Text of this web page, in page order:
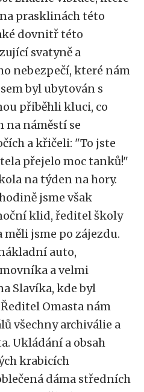
prasklinách této
dovnitř této
svatyně a
nebezpečí, které nám
byl ubytován s
přiběhli kluci, co
na náměstí se
a křičeli: "To jste
přejelo moc tanků!"
na týden na hory.
jsme však
klid, ředitel školy
měli jsme po zájezdu.
auto,
a velmi
Slavíka, kde byl
Omasta nám
všechny archiválie a
Ukládání a obsah
krabicích
dáma středních